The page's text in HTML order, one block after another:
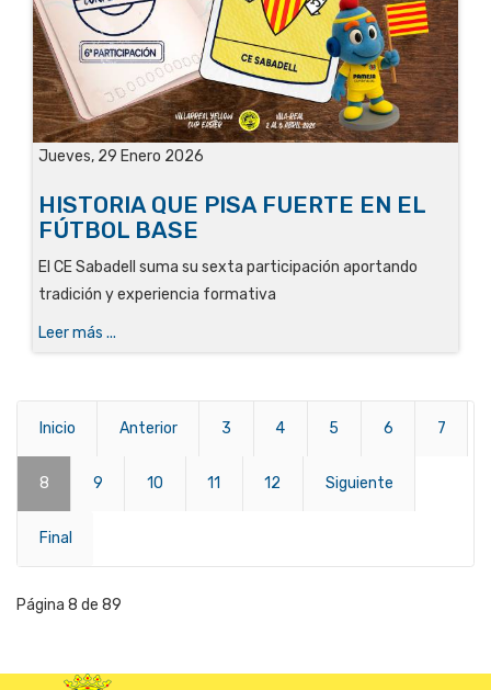
Jueves, 29 Enero 2026
HISTORIA QUE PISA FUERTE EN EL
FÚTBOL BASE
El CE Sabadell suma su sexta participación aportando
tradición y experiencia formativa
Leer más ...
Inicio Anterior 3 4 5 6 7
8 9 10 11 12 Siguiente
Final
Página 8 de 89